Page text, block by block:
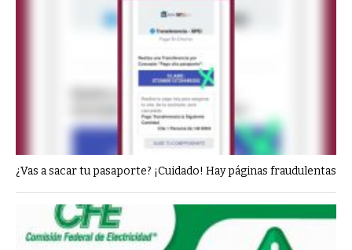
¿Vas a sacar tu pasaporte? ¡Cuidado! Hay páginas fraudulentas